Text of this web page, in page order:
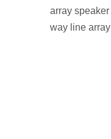
array speaker
way line array